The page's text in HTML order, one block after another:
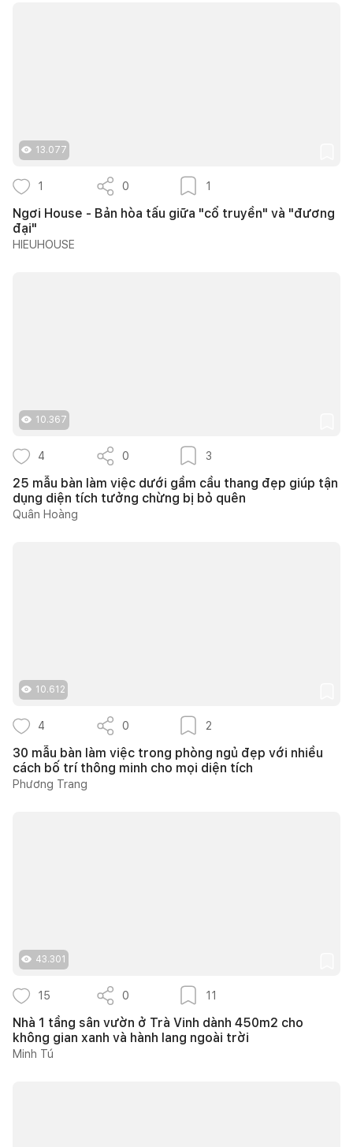
13.077
1 0 1
Ngơi House - Bản hòa tấu giữa "cổ truyền" và "đương
đại"
HIEUHOUSE
10.367
4 0 3
25 mẫu bàn làm việc dưới gầm cầu thang đẹp giúp tận
dụng diện tích tưởng chừng bị bỏ quên
Quân Hoàng
10.612
4 0 2
30 mẫu bàn làm việc trong phòng ngủ đẹp với nhiều
cách bố trí thông minh cho mọi diện tích
Phương Trang
43.301
15 0 11
Nhà 1 tầng sân vườn ở Trà Vinh dành 450m2 cho
không gian xanh và hành lang ngoài trời
Minh Tú